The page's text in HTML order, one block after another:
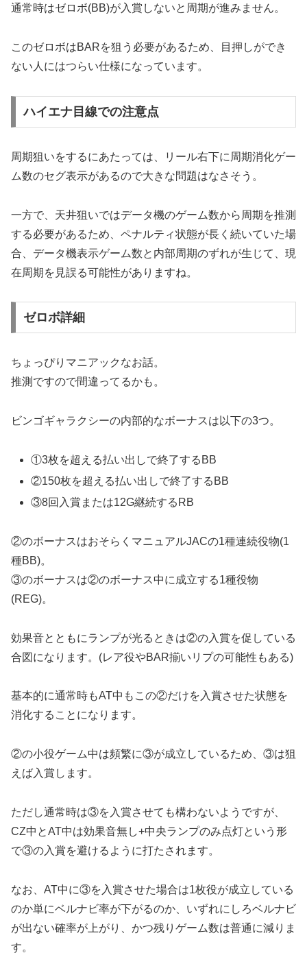
通常時はゼロボ(BB)が入賞しないと周期が進みません。
このゼロボはBARを狙う必要があるため、目押しができ
ない人にはつらい仕様になっています。
ハイエナ目線での注意点
周期狙いをするにあたっては、リール右下に周期消化ゲー
ム数のセグ表示があるので大きな問題はなさそう。
一方で、天井狙いではデータ機のゲーム数から周期を推測
する必要があるため、ペナルティ状態が長く続いていた場
合、データ機表示ゲーム数と内部周期のずれが生じて、現
在周期を見誤る可能性がありますね。
ゼロボ詳細
ちょっぴりマニアックなお話。
推測ですので間違ってるかも。
ビンゴギャラクシーの内部的なボーナスは以下の3つ。
①3枚を超える払い出しで終了するBB
②150枚を超える払い出しで終了するBB
③8回入賞または12G継続するRB
②のボーナスはおそらくマニュアルJACの1種連続役物(1
種BB)。
③のボーナスは②のボーナス中に成立する1種役物
(REG)。
効果音とともにランプが光るときは②の入賞を促している
合図になります。(レア役やBAR揃いリプの可能性もある)
基本的に通常時もAT中もこの②だけを入賞させた状態を
消化することになります。
②の小役ゲーム中は頻繁に③が成立しているため、③は狙
えば入賞します。
ただし通常時は③を入賞させても構わないようですが、
CZ中とAT中は効果音無し+中央ランプのみ点灯という形
で③の入賞を避けるように打たされます。
なお、AT中に③を入賞させた場合は1枚役が成立している
のか単にベルナビ率が下がるのか、いずれにしろベルナビ
が出ない確率が上がり、かつ残りゲーム数は普通に減りま
す。